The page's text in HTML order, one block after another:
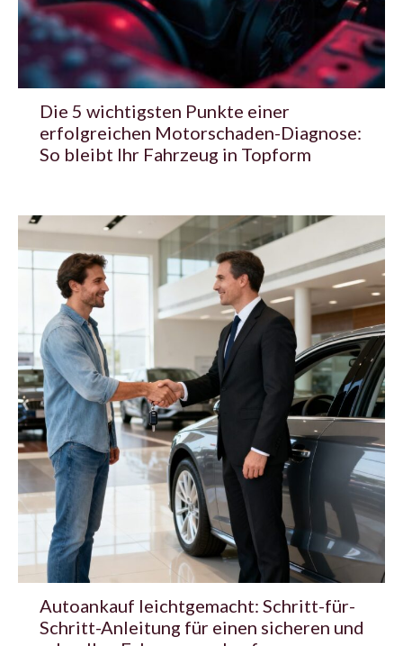
Die 5 wichtigsten Punkte einer
erfolgreichen Motorschaden-Diagnose:
So bleibt Ihr Fahrzeug in Topform
Autoankauf leichtgemacht: Schritt-für-
Schritt-Anleitung für einen sicheren und